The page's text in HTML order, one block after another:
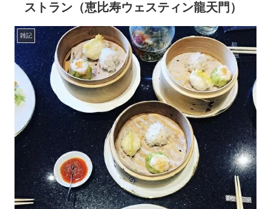
ストラン（恵比寿ウェスティン龍天門）
雑記